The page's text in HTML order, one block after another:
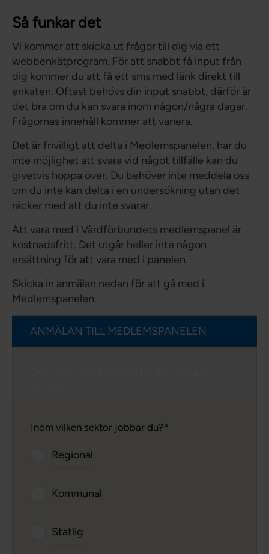
Så funkar det
Vi kommer att skicka ut frågor till dig via ett
webbenkätprogram. För att snabbt få input från
dig kommer du att få ett sms med länk direkt till
enkäten. Oftast behövs din input snabbt, därför är
det bra om du kan svara inom någon/några dagar.
Frågornas innehåll kommer att variera.
Det är frivilligt att delta i Medlemspanelen, har du
inte möjlighet att svara vid något tillfälle kan du
givetvis hoppa över. Du behöver inte meddela oss
om du inte kan delta i en undersökning utan det
räcker med att du inte svarar.
Att vara med i Vårdförbundets medlemspanel är
kostnadsfritt. Det utgår heller inte någon
ersättning för att vara med i panelen.
Skicka in anmälan nedan för att gå med i
Medlemspanelen.
ANMÄLAN TILL MEDLEMSPANELEN
Inom vilken sektor jobbar du?
Regional
Kommunal
Statlig